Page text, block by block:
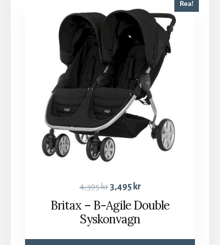
Rea!
4,395kr3,495 kr
Britax – B-Agile Double
Syskonvagn